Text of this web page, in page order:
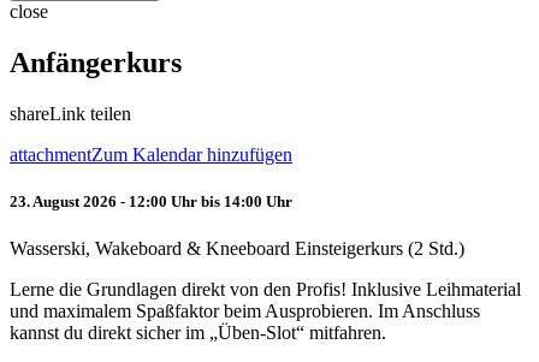
close
Anfängerkurs
shareLink teilen
attachmentZum Kalendar hinzufügen
23. August 2026 - 12:00 Uhr bis 14:00 Uhr
Wasserski, Wakeboard & Kneeboard Einsteigerkurs (2 Std.)
Lerne die Grundlagen direkt von den Profis! Inklusive Leihmaterial
und maximalem Spaßfaktor beim Ausprobieren. Im Anschluss
kannst du direkt sicher im „Üben-Slot“ mitfahren.